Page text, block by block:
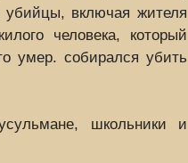
включая жителя
человека, который
умер. собирался убить
школьники и